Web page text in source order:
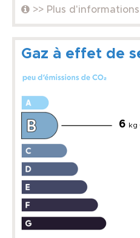
>> Plus
Gaz à effet de
6 kg